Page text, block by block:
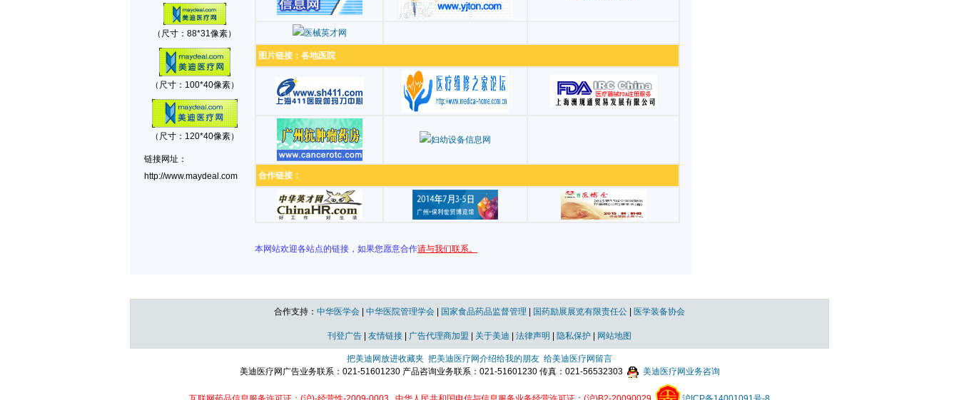
（尺寸：88*31像素）
（尺寸：100*40像素）
（尺寸：120*40像素）
链接网址：
http://www.maydeal.com
图片链接：各地医院
合作链接：
本网站欢迎各站点的链接，如果您愿意合作请与我们联系。
合作支持： 中华医学会 中华医院管理学会 国家食品药品监督管理 国药励展展览有限责任公 医学装备协会
刊登广告 友情链接 广告代理商加盟 关于美迪 法律声明 隐私保护 网站地图
把美迪网放进收藏夹 把美迪医疗网介绍给我的朋友 给美迪医疗网留言
美迪医疗网广告业务联系：021-51601230 产品咨询业务联系：021-51601230 传真：021-56532303
美迪医疗网业务咨询